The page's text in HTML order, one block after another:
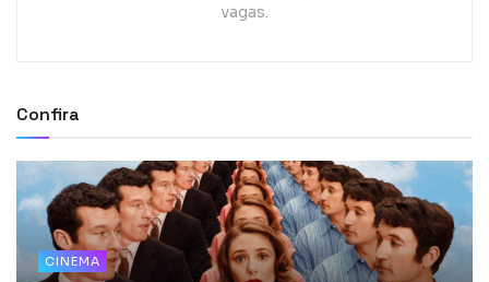
vagas.
Confira
CINEMA